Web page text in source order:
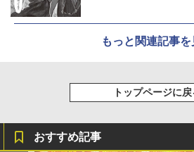
もっと関連記事を
トップページに戻
おすすめ記事